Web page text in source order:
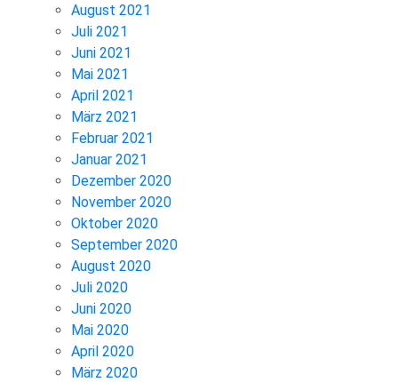
August 2021
Juli 2021
Juni 2021
Mai 2021
April 2021
März 2021
Februar 2021
Januar 2021
Dezember 2020
November 2020
Oktober 2020
September 2020
August 2020
Juli 2020
Juni 2020
Mai 2020
April 2020
März 2020